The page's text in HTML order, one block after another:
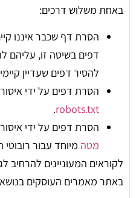
באחת משלוש דרכים:
הסרת דף שכבר איננו
דפים בשיטה זו, עליהם
להסיר דפים שעדיין
הסרת דפים על ידי
robots.txt
.
הסרת דפים על ידי
מטה מיוחד עבור
באתר מאמרים העוסקים